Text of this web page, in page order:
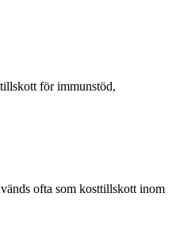
för immunstöd,
ofta som kosttillskott inom